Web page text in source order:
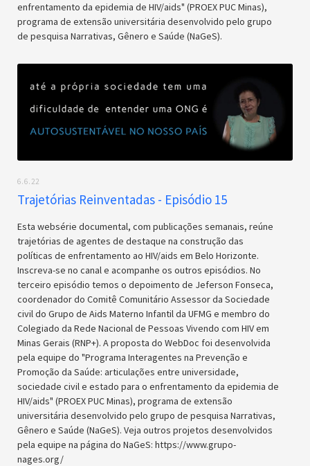
enfrentamento da epidemia de HIV/aids" (PROEX PUC Minas),
programa de extensão universitária desenvolvido pelo grupo
de pesquisa Narrativas, Gênero e Saúde (NaGeS).
6.6.22
Trajetórias Reinventadas - Episódio 15
Esta websérie documental, com publicações semanais, reúne
trajetórias de agentes de destaque na construção das
políticas de enfrentamento ao HIV/aids em Belo Horizonte.
Inscreva-se no canal e acompanhe os outros episódios. No
terceiro episódio temos o depoimento de Jeferson Fonseca,
coordenador do Comitê Comunitário Assessor da Sociedade
civil do Grupo de Aids Materno Infantil da UFMG e membro do
Colegiado da Rede Nacional de Pessoas Vivendo com HIV em
Minas Gerais (RNP+). A proposta do WebDoc foi desenvolvida
pela equipe do "Programa Interagentes na Prevenção e
Promoção da Saúde: articulações entre universidade,
sociedade civil e estado para o enfrentamento da epidemia de
HIV/aids" (PROEX PUC Minas), programa de extensão
universitária desenvolvido pelo grupo de pesquisa Narrativas,
Gênero e Saúde (NaGeS). Veja outros projetos desenvolvidos
pela equipe na página do NaGeS: https://www.grupo-
nages.org/